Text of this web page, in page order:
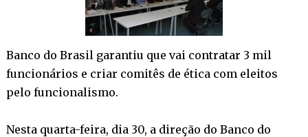
Banco do Brasil garantiu que vai contratar 3 mil
funcionários e criar comitês de ética com eleitos
pelo funcionalismo.
Nesta quarta-feira, dia 30, a direção do Banco do